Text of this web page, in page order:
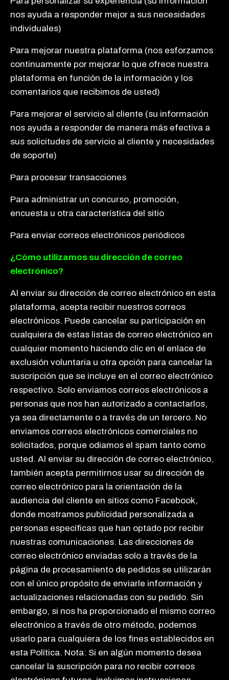
nos ayuda a responder mejor a sus necesidades
individuales)
Para mejorar nuestra plataforma (nos esforzamos
continuamente por mejorar lo que ofrece nuestra
plataforma en función de la información y los
comentarios que recibimos de usted)
Para mejorar el servicio al cliente (su información
nos ayuda a responder de manera más efectiva a
sus solicitudes de servicio al cliente y necesidades
de soporte)
Para procesar transacciones
Para administrar un concurso, promoción,
encuesta u otra característica del sitio
Para enviar correos electrónicos periódicos
¿Cómo utilizamos su dirección de correo
electrónico?
Al enviar su dirección de correo electrónico en esta
plataforma, acepta recibir nuestros correos
electrónicos. Puede cancelar su participación en
cualquiera de estas listas de correo electrónico en
cualquier momento haciendo clic en el enlace de
exclusión voluntaria u otra opción para cancelar la
suscripción que se incluye en el correo electrónico
respectivo. Solo enviamos correos electrónicos a
personas que nos han autorizado a contactarlos,
ya sea directamente o a través de un tercero. No
enviamos correos electrónicos comerciales no
solicitados, porque odiamos el spam tanto como
usted. Al enviar su dirección de correo electrónico,
también acepta permitirnos usar su dirección de
correo electrónico para la orientación de la
audiencia del cliente en sitios como Facebook,
donde mostramos publicidad personalizada a
personas específicas que han optado por recibir
nuestras comunicaciones. Las direcciones de
correo electrónico enviadas solo a través de la
página de procesamiento de pedidos se utilizarán
con el único propósito de enviarle información y
actualizaciones relacionadas con su pedido. Sin
embargo, si nos ha proporcionado el mismo correo
electrónico a través de otro método, podemos
usarlo para cualquiera de los fines establecidos en
esta Política. Nota: Si en algún momento desea
cancelar la suscripción para no recibir correos